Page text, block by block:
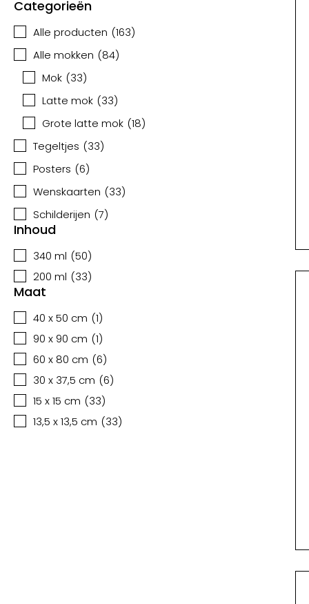
Categorieën
Alle producten (163)
Alle mokken (84)
Mok (33)
Latte mok (33)
Grote latte mok (18)
Tegeltjes (33)
Posters (6)
Wenskaarten (33)
Schilderijen (7)
Inhoud
340 ml (50)
200 ml (33)
Maat
40 x 50 cm (1)
90 x 90 cm (1)
60 x 80 cm (6)
30 x 37,5 cm (6)
15 x 15 cm (33)
13,5 x 13,5 cm (33)